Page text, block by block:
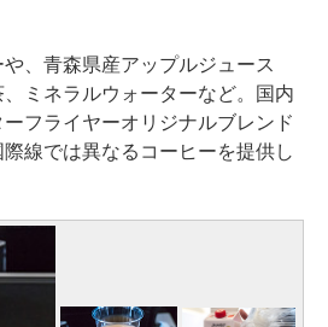
、青森県産アップルジュース
、ミネラルウォーターなど。国内
フライヤーオリジナルブレンド
線では異なるコーヒーを提供し